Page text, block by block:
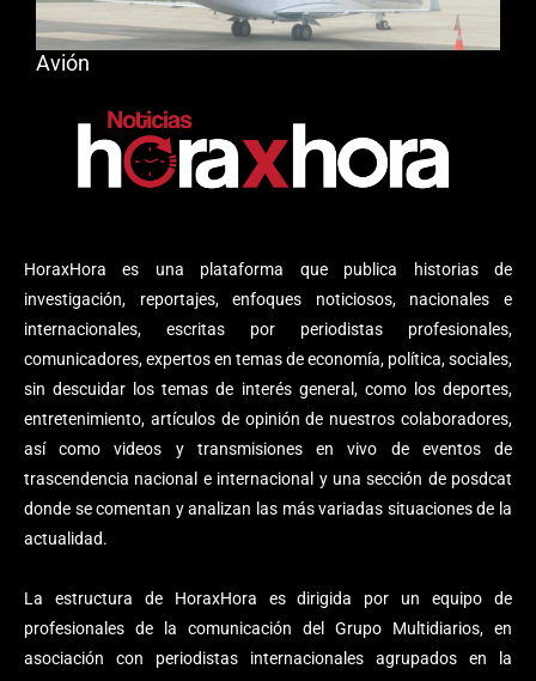
HoraxHora es una plataforma que publica historias de
investigación, reportajes, enfoques noticiosos, nacionales e
internacionales, escritas por periodistas profesionales,
comunicadores, expertos en temas de economía, política, sociales,
sin descuidar los temas de interés general, como los deportes,
entretenimiento, artículos de opinión de nuestros colaboradores,
así como videos y transmisiones en vivo de eventos de
trascendencia nacional e internacional y una sección de posdcat
donde se comentan y analizan las más variadas situaciones de la
actualidad.
La estructura de HoraxHora es dirigida por un equipo de
profesionales de la comunicación del Grupo Multidiarios, en
asociación con periodistas internacionales agrupados en la
Avión